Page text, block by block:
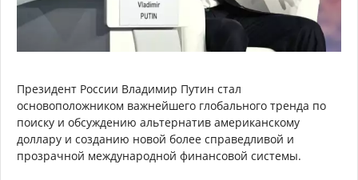
Президент России Владимир Путин стал
основоположником важнейшего глобального тренда по
поиску и обсуждению альтернатив американскому
доллару и созданию новой более справедливой и
прозрачной международной финансовой системы.